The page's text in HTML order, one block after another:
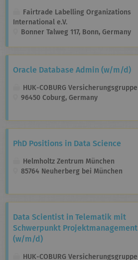
Fairtrade Labelling Organizations
International e.V.
Bonner Talweg 117, Bonn, Germany
Oracle Database Admin (w/m/d)
HUK-COBURG Versicherungsgruppe
96450 Coburg, Germany
PhD Positions in Data Science
Helmholtz Zentrum München
85764 Neuherberg bei München
Data Scientist in Telematik mit
Schwerpunkt Projektmanagement
(w/m/d)
HUK-COBURG Versicherungsgruppe